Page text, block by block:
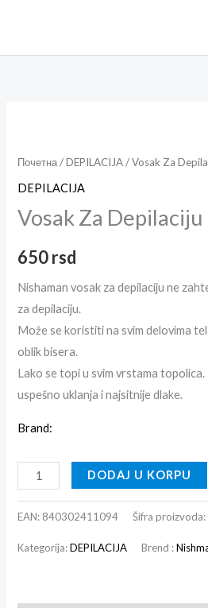
sadržaj
Почетна/DEPILACIJA/ Vosak Za
DEPILACIJA
Vosak Za
650rsd
Nishaman vosak za depilaciju ne
za depilaciju.
Može se koristiti na svim delovima
oblik bisera.
Lako se topi u svim vrstama
uspešno uklanja i najsitnije dlake.
Brand:
Depilaciju
Natural
DODAJ U KORPU
EAN: 840302411094 Šifra proizvoda:
Kategorija:DEPILACIJA Brend :